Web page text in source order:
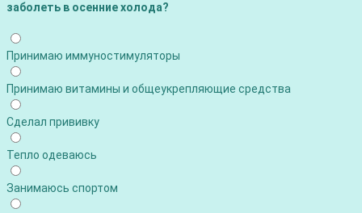
заболеть в осенние холода?
Принимаю иммуностимуляторы
Принимаю витамины и общеукрепляющие средства
Сделал прививку
Тепло одеваюсь
Занимаюсь спортом